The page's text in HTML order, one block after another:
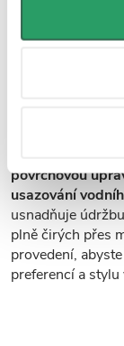
osobní údaje
povrchovou
usazování
usnadňuje
plně čirých přes
provedení,
preferencí a stylu